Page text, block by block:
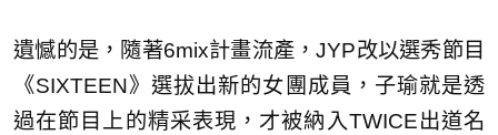
遺憾的是，隨著6mix計畫流產，JYP改以選秀節目
《SIXTEEN》選拔出新的女團成員，子瑜就是透
過在節目上的精采表現，才被納入TWICE出道名